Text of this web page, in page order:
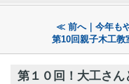
≪ 前へ｜今年も
第10回親子木工
第１０回！大工さん